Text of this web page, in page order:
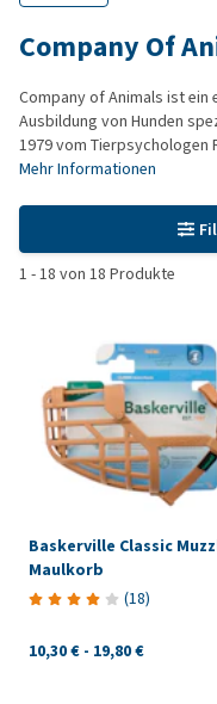
Company Of
Company of Animals ist ein
Ausbildung von Hunden
1979 vom
Mehr Informationen
1 -18 von 18 Produkte
Baskerville Classic
Maulkorb
(18)
10,30 € - 19,80 €